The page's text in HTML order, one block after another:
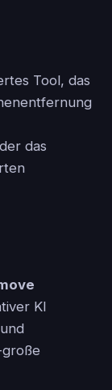
Tool, das
das
KI